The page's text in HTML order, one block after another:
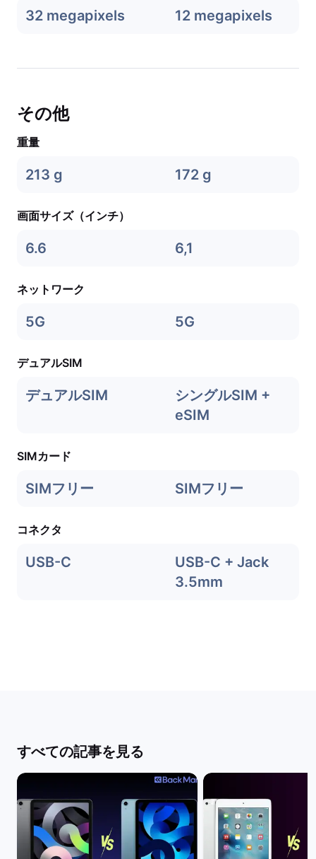
32 megapixels 12 megapixels
その他
重量
213 g 172 g
画面サイズ（インチ）
6.6 6,1
ネットワーク
5G 5G
デュアルSIM
デュアルSIM
シングルSIM +
eSIM
SIMカード
SIMフリー SIMフリー
コネクタ
USB-C
USB-C + Jack
3.5mm
すべての記事を見る